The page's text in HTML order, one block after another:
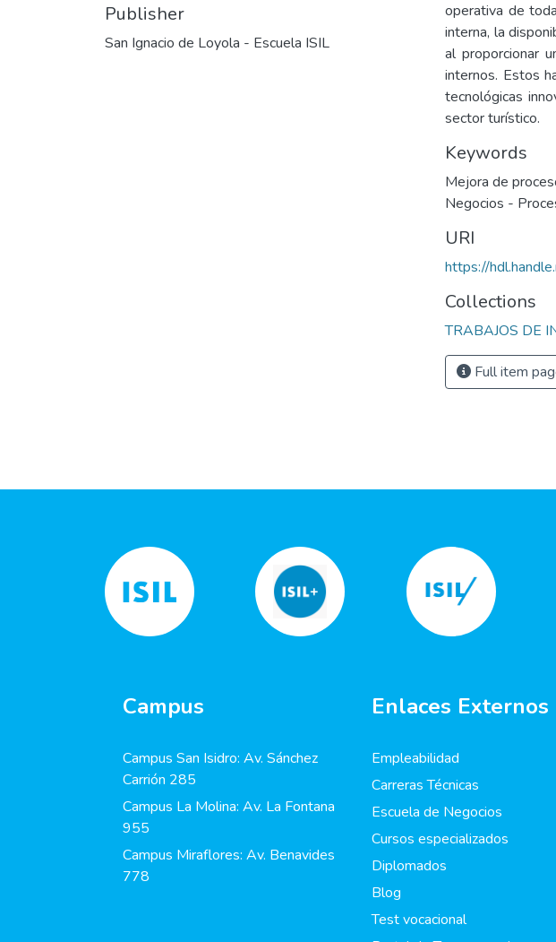
Publisher
San Ignacio de Loyola - Escuela ISIL
operativa de
interna, la
al proporcionar
internos. Estos
tecnológicas
sector turístico.
Keywords
Mejora de
Negocios -
URI
https://
Collections
TRABAJOS DE
Full item
Campus
Campus San Isidro: Av. Sánchez
Carrión 285
Campus La Molina: Av. La Fontana
955
Campus Miraflores: Av. Benavides
778
Enlaces Externos
Empleabilidad
Carreras Técnicas
Escuela de Negocios
Cursos especializados
Diplomados
Blog
Test vocacional